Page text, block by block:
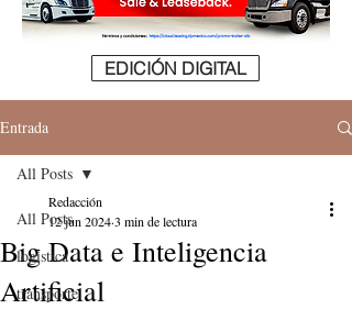
EDICIÓN DIGITAL
Entrada
All Posts
logistica
transporte
All Posts
Big Data e Inteligencia
Artificial
Redacción
12 jun 20243 min de lectura